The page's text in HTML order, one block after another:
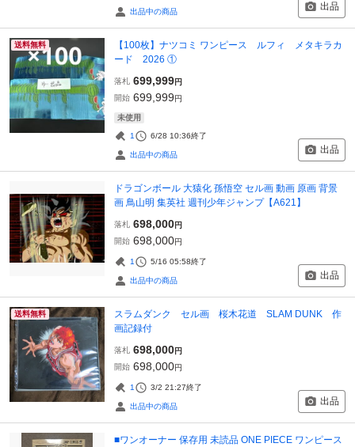
出品中の商品 出品
送料無料
【100枚】ナツコミ ワンピース ルフィ メタキラカ
ード 2026 ①
落札 699,999円
開始 699,999円
未使用
1 6/28 10:36終了
出品中の商品 出品
ドラゴンボール 大猿化 孫悟空 セル画 動画 原画 背景
画 鳥山明 集英社 週刊少年ジャンプ【A621】
落札 698,000円
開始 698,000円
1 5/16 05:58終了
出品中の商品 出品
送料無料
スラムダンク セル画 桜木花道 SLAM DUNK 作
画記録付
落札 698,000円
開始 698,000円
1 3/2 21:27終了
出品中の商品 出品
■ワンオーナー 保存用 未読品 ONE PIECE ワンピース